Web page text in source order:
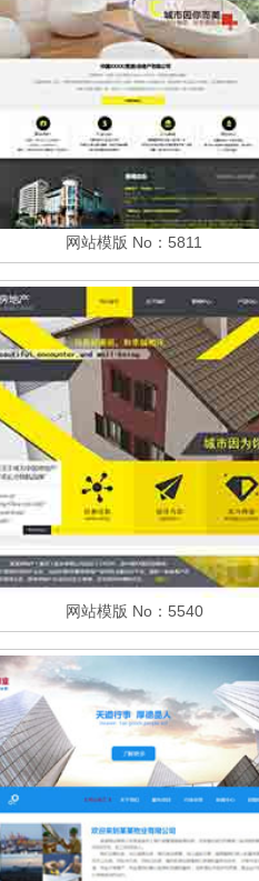
网站模版 No：5811
网站模版 No：5540